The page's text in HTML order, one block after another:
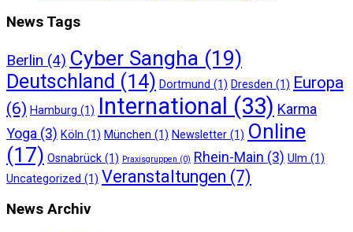
News Tags
Berlin (4) Cyber Sangha (19)
Deutschland (14) Dortmund (1) Dresden (1) Europa
(6) Hamburg (1) International (33) Karma
Yoga (3) Köln (1) München (1) Newsletter (1) Online
(17) Osnabrück (1) Praxisgruppen (0) Rhein-Main (3) Ulm (1)
Uncategorized (1) Veranstaltungen (7)
News Archiv